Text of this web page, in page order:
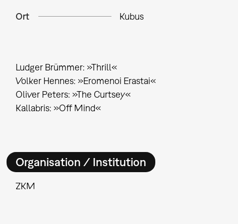
Ort Kubus
Ludger Brümmer: »Thrill«
Volker Hennes: »Eromenoi Erastai«
Oliver Peters: »The Curtsey«
Kallabris: »Off Mind«
Organisation / Institution
ZKM